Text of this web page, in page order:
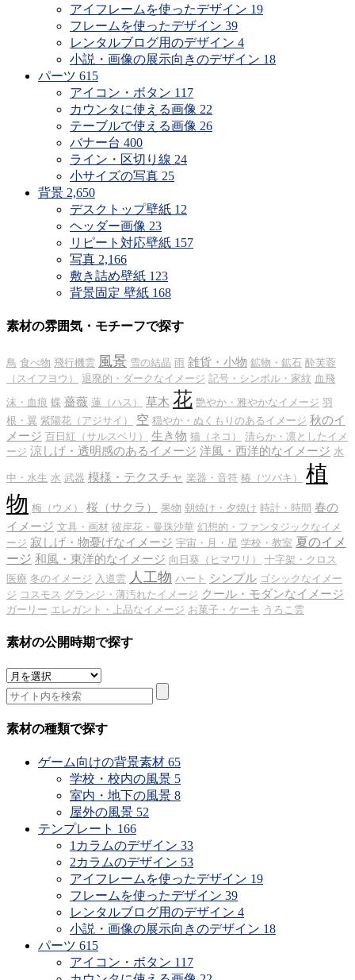
アイフレームを使ったデザイン 19
フレームを使ったデザイン 39
レンタルブログ用のデザイン 4
小説・画像の展示向きのデザイン 18
パーツ 615
アイコン・ボタン 117
カウンタに使える画像 22
テーブルで使える画像 26
バナー台 400
ライン・区切り線 24
小サイズの写真 25
背景 2,650
デスクトップ壁紙 12
ヘッダー画像 23
リピート対応壁紙 157
写真 2,166
敷き詰め壁紙 123
背景固定 壁紙 168
素材の雰囲気・モチーフで探す
鳥 食べ物 飛行機雲 風景 雪の結晶 雨 雑貨・小物 鉱物・鉱石 酔芙蓉
（スイフヨウ）
退廃的・ダークなイメージ 記号・シンボル・家紋 血飛
沫・血痕 蝶 薔薇 蓮（ハス） 草木 花 艶やか・雅やかなイメージ 羽
根・翼 紫陽花（アジサイ） 空 穏やか・ぬくもりのあるイメージ 秋のイ
メージ 百日紅（サルスベリ） 生き物 猫（ネコ）
清らか・凛としたイメ
ージ 涼しげ・透明感のあるイメージ 洋風・西洋的なイメージ 水
中・水生 水 武器 模様・テクスチャ 楽器・音符 椿（ツバキ）
植
物 梅（ウメ） 桜（サクラ） 果物 朝焼け・夕焼け 時計・時間 春の
イメージ 文具・画材 彼岸花・曼珠沙華 幻想的・ファンタジックなイメ
ージ 寂しげ・物憂げなイメージ 宇宙・月・星 学校・教室 夏のイメ
ージ 和風・東洋的なイメージ 向日葵（ヒマワリ）
十字架・クロス
医療 冬のイメージ 入道雲 人工物 ハート シンプル ゴシックなイメー
ジ コスモス グランジ・薄汚れたイメージ クール・モダンなイメージ
ガーリー エレガント・上品なイメージ お菓子・ケーキ うろこ雲
素材の公開時期で探す
素
材
の
公
素材の種類で探す
ゲーム向けの背景素材 65
学校・校内の風景 5
室内・地下の風景 8
屋外の風景 52
テンプレート 166
1カラムのデザイン 33
2カラムのデザイン 53
アイフレームを使ったデザイン 19
フレームを使ったデザイン 39
レンタルブログ用のデザイン 4
小説・画像の展示向きのデザイン 18
パーツ 615
アイコン・ボタン 117